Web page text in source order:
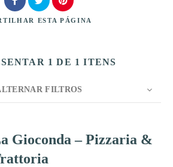
ESTA PÁGINA
1 DE 1 ITENS
FILTROS
ORDEM
Gioconda – Pizzaria &